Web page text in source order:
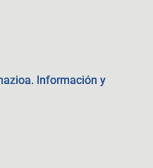
Información y